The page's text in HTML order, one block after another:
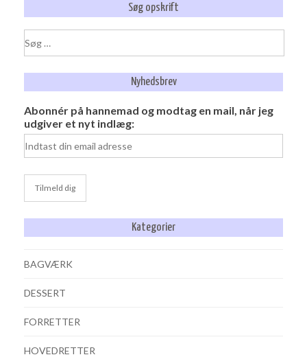
Søg opskrift
efter:
Nyhedsbrev
Abonnér på hannemad og modtag en mail, når jeg
udgiver et nyt indlæg:
Kategorier
BAGVÆRK
DESSERT
FORRETTER
HOVEDRETTER